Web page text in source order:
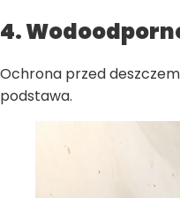
4.
Ochrona przed
podstawa.